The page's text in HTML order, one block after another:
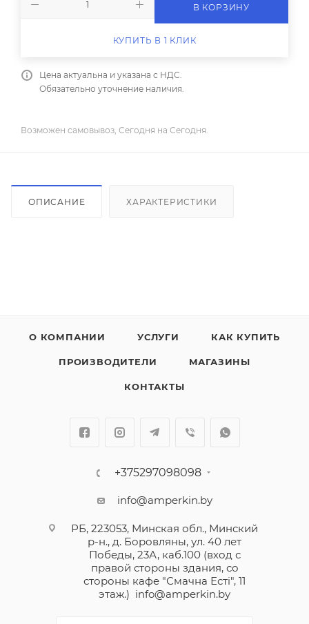
В КОРЗИНУ
КУПИТЬ В 1 КЛИК
Цена актуальна и указана с НДС.
Обязательно уточнение наличия.
Возможен самовывоз, Сегодня на Сегодня.
ОПИСАНИЕ ХАРАКТЕРИСТИКИ
О КОМПАНИИ УСЛУГИ КАК КУПИТЬ
ПРОИЗВОДИТЕЛИ МАГАЗИНЫ
КОНТАКТЫ
+375297098098
info@amperkin.by
РБ, 223053, Минская обл., Минский
р-н., д. Боровляны, ул. 40 лет
Победы, 23А, каб.100 (вход с
правой стороны здания, со
стороны кафе "Смачна Естi", 11
этаж.) info@amperkin.by